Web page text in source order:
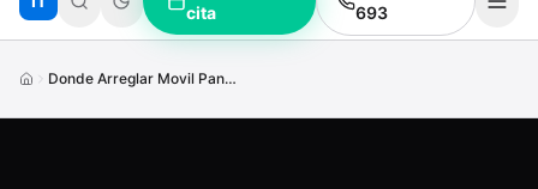
cita
693
Donde Arreglar Movil Pantalla Rota Domingo Urgente